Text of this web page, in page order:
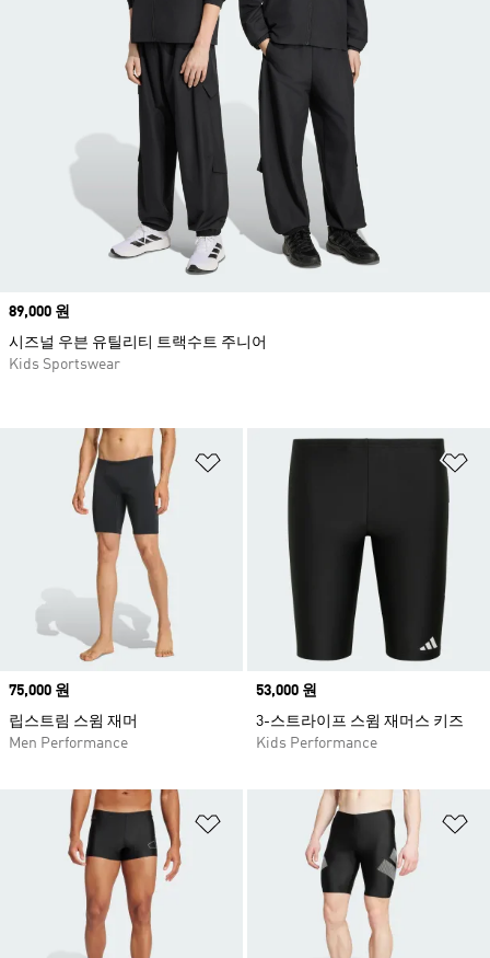
위시리스트 담기
Price
75,000 원
립스트림 스윔 재머
Men Performance
Price
53,000 원
3-스트라이프 스윔 재머스 키즈
Kids Performance
위시리스트 담기
Price
89,000 원
시즈널 우븐 유틸리티 트랙수트 주니어
Kids Sportswear